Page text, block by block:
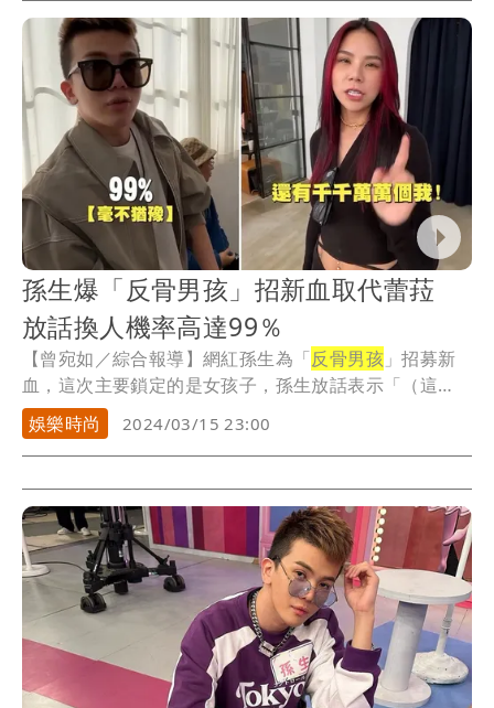
孫生爆「反骨男孩」招新血取代蕾菈
放話換人機率高達99％
【曾宛如／綜合報導】網紅孫生為「反骨男孩 」招募新
血，這次主要鎖定的是女孩子，孫生放話表示「（這
是）蕾...
娛樂時尚 2024/03/15 23:00